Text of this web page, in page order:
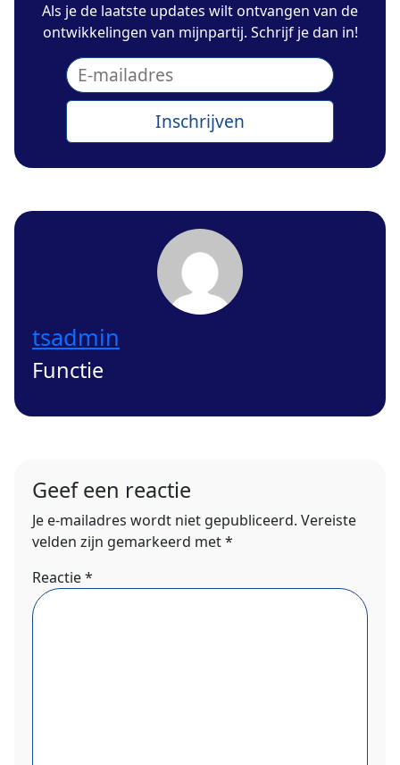
Als je de laatste updates wilt ontvangen van de
ontwikkelingen van mijnpartij. Schrijf je dan in!
tsadmin
Functie
Geef een reactie
Je e-mailadres wordt niet gepubliceerd. Vereiste
velden zijn gemarkeerd met*
Reactie*